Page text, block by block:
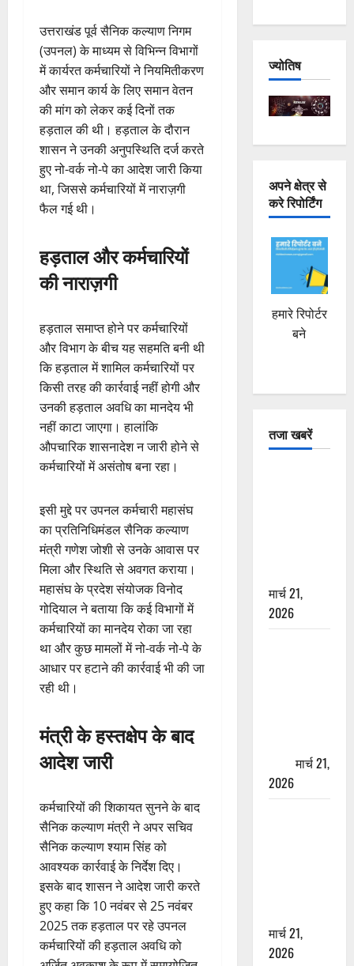
उत्तराखंड पूर्व सैनिक कल्याण निगम
(उपनल) के माध्यम से विभिन्न विभागों
में कार्यरत कर्मचारियों ने नियमितीकरण
और समान कार्य के लिए समान वेतन
की मांग को लेकर कई दिनों तक
हड़ताल की थी। हड़ताल के दौरान
शासन ने उनकी अनुपस्थिति दर्ज करते
हुए नो-वर्क नो-पे का आदेश जारी किया
था, जिससे कर्मचारियों में नाराज़गी
फैल गई थी।
हड़ताल और कर्मचारियों
की नाराज़गी
हड़ताल समाप्त होने पर कर्मचारियों
और विभाग के बीच यह सहमति बनी थी
कि हड़ताल में शामिल कर्मचारियों पर
किसी तरह की कार्रवाई नहीं होगी और
उनकी हड़ताल अवधि का मानदेय भी
नहीं काटा जाएगा। हालांकि
औपचारिक शासनादेश न जारी होने से
कर्मचारियों में असंतोष बना रहा।
इसी मुद्दे पर उपनल कर्मचारी महासंघ
का प्रतिनिधिमंडल सैनिक कल्याण
मंत्री गणेश जोशी से उनके आवास पर
मिला और स्थिति से अवगत कराया।
महासंघ के प्रदेश संयोजक विनोद
गोदियाल ने बताया कि कई विभागों में
कर्मचारियों का मानदेय रोका जा रहा
था और कुछ मामलों में नो-वर्क नो-पे के
आधार पर हटाने की कार्रवाई भी की जा
रही थी।
मंत्री के हस्तक्षेप के बाद
आदेश जारी
कर्मचारियों की शिकायत सुनने के बाद
सैनिक कल्याण मंत्री ने अपर सचिव
सैनिक कल्याण श्याम सिंह को
आवश्यक कार्रवाई के निर्देश दिए।
इसके बाद शासन ने आदेश जारी करते
हुए कहा कि 10 नवंबर से 25 नवंबर
2025 तक हड़ताल पर रहे उपनल
कर्मचारियों की हड़ताल अवधि को
ज्योतिष
अपने क्षेत्र से
करे रिपोर्टिंग
हमारे रिपोर्टर
बने
तजा खबरें
मार्च 21,
2026
मार्च 21,
2026
मार्च 21,
2026